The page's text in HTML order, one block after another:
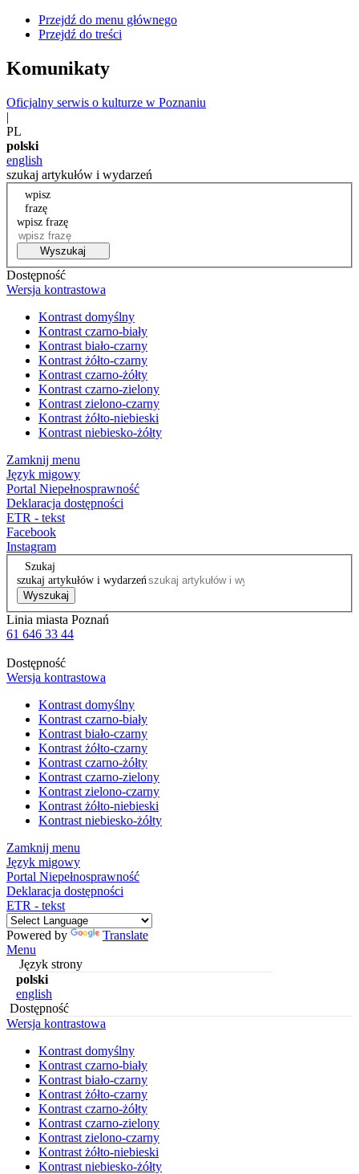
Przejdź do menu głównego
Przejdź do treści
Komunikaty
Oficjalny serwis o kulturze w Poznaniu
|
PL
polski
english
szukaj artykułów i wydarzeń
wpisz
frazę
wpisz frazę
Wyszukaj
Dostępność
Wersja kontrastowa
Kontrast domyślny
Kontrast czarno-biały
Kontrast biało-czarny
Kontrast żółto-czarny
Kontrast czarno-żółty
Kontrast czarno-zielony
Kontrast zielono-czarny
Kontrast żółto-niebieski
Kontrast niebiesko-żółty
Zamknij menu
Język migowy
Portal Niepełnosprawność
Deklaracja dostępności
ETR - tekst
Facebook
Instagram
Szukaj
szukaj artykułów i wydarzeń
Wyszukaj
Linia miasta Poznań
61 646 33 44
Dostępność
Wersja kontrastowa
Kontrast domyślny
Kontrast czarno-biały
Kontrast biało-czarny
Kontrast żółto-czarny
Kontrast czarno-żółty
Kontrast czarno-zielony
Kontrast zielono-czarny
Kontrast żółto-niebieski
Kontrast niebiesko-żółty
Zamknij menu
Język migowy
Portal Niepełnosprawność
Deklaracja dostępności
ETR - tekst
Powered by
Translate
Menu
Język strony
polski
english
Dostępność
Wersja kontrastowa
Kontrast domyślny
Kontrast czarno-biały
Kontrast biało-czarny
Kontrast żółto-czarny
Kontrast czarno-żółty
Kontrast czarno-zielony
Kontrast zielono-czarny
Kontrast żółto-niebieski
Kontrast niebiesko-żółty